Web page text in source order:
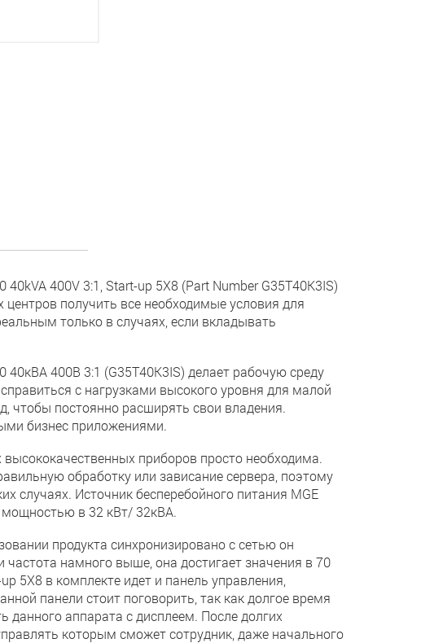
400V 3:1, Start-up 5X8 (Part Number G35T40K3IS)
получить все необходимые условия для
только в случаях, если вкладывать
40кВА 400В 3:1 (G35T40K3IS) делает рабочую среду
с нагрузками высокого уровня для малой
чтобы постоянно расширять свои владения.
бизнес приложениями.
приборов просто необходима.
обработку или зависание сервера, поэтому
случаях. Источник бесперебойного питания MGE
мощностью в 32 кВт/ 32кВА.
продукта синхронизировано с сетью он
намного выше, она достигает значения в 70
5X8 в комплекте идет и панель управления,
панели стоит поговорить, так как долгое время
данного аппарата с дисплеем. После долгих
которым сможет сотрудник, даже начального